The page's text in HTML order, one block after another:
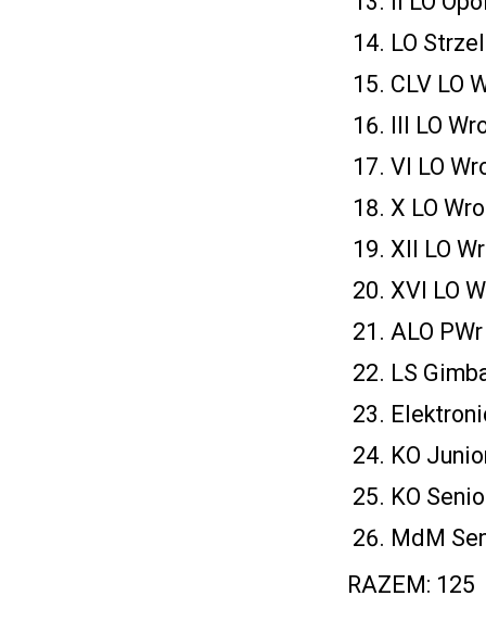
LO
CLV LO
III LO
VI LO
X LO
XII LO
XVI LO
ALO
LS
KO
KO
MdM
RAZEM: 125